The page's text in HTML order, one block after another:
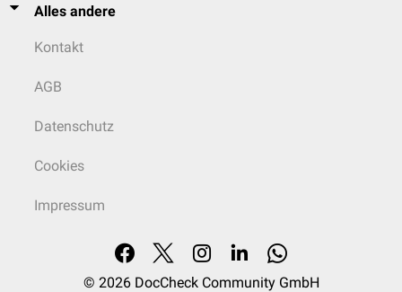
Alles andere
Kontakt
AGB
Datenschutz
Cookies
Impressum
© 2026 DocCheck Community GmbH